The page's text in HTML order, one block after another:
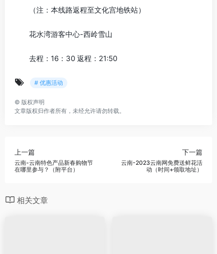
（注：本线路返程至文化宫地铁站）
花水湾游客中心-西岭雪山
去程：16：30 返程：21:50
# 优惠活动
© 版权声明
文章版权归作者所有，未经允许请勿转载。
上一篇
云南-云南特色产品新春购物节
在哪里参与？（附平台）
下一篇
云南-2023云南网免费送鲜花活
动（时间+领取地址）
相关文章